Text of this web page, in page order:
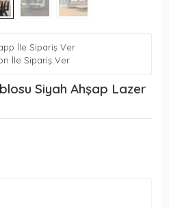
İle Sipariş Ver
İle Sipariş Ver
Siyah Ahşap Lazer